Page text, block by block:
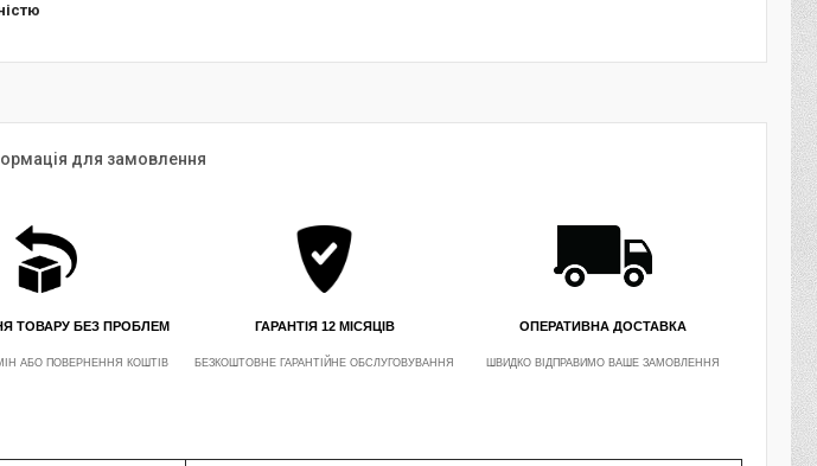
для замовлення
ТОВАРУ БЕЗ ПРОБЛЕМ ГАРАНТІЯ 12 МІСЯЦІВ ОПЕРАТИВНА ДОСТАВКА
АБО ПОВЕРНЕННЯ КОШТІВ БЕЗКОШТОВНЕ ГАРАНТІЙНЕ ОБСЛУГОВУВАННЯ ШВИДКО ВІДПРАВИМО ВАШЕ ЗАМОВЛЕННЯ